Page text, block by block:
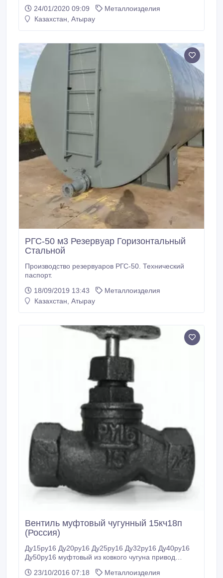
http://cetka.kz/.
24/01/2020 09:09
Металлоизделия
Казахстан, Атырау
РГС-50 м3 Резервуар Горизонтальный
Стальной
Производство резервуаров РГС-50. Технический
паспорт.
18/09/2019 13:43
Металлоизделия
Казахстан, Атырау
Вентиль муфтовый чугунный 15кч18п
(Россия)
Ду15ру16 Ду20ру16 Ду25ру16 Ду32ру16 Ду40ру16
Ду50ру16 муфтовый из ковкого чугуна привод
23/10/2016 07:18
Металлоизделия